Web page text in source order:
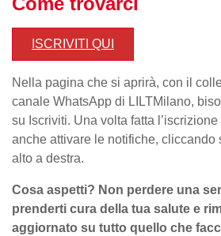
ISCRIVITI QUI
Nella pagina che si aprirà, con il
canale WhatsApp di LILTMilano,
su Iscriviti. Una volta fatta
anche attivare le notifiche, cliccando
alto a destra.
Cosa aspetti? Non perdere una
prenderti cura della tua salute e
aggiornato su tutto quello che